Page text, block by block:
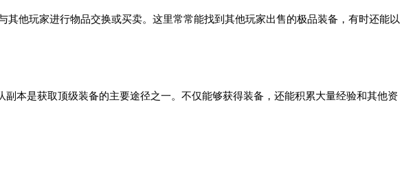
他玩家进行物品交换或买卖。这里常常能找到其他玩家出售的极品装备，有时还能以
本是获取顶级装备的主要途径之一。不仅能够获得装备，还能积累大量经验和其他资